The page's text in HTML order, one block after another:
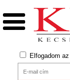
Elfogadom az